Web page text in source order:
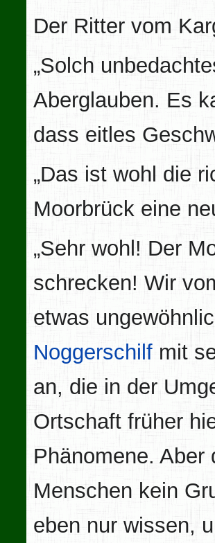
Der Ritter vom
„Solch
Aberglauben. Es
dass eitles
„Das ist wohl die
Moorbrück eine
„Sehr wohl! Der
schrecken! Wir
etwas
Noggerschilf mit
an, die in der
Ortschaft früher
Phänomene.
Menschen kein
eben nur wissen,